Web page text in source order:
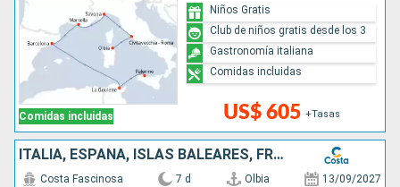
Comidas incluidas US$ 605 +Tasas
Niños Gratis
Club de niños gratis desde los 3
Gastronomía italiana
Comidas incluidas
ITALIA, ESPAÑA, ISLAS BALEARES, FRANCIA
Costa Fascinosa 7 d Olbia 13/09/2027